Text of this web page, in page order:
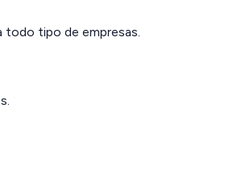
tipo de empresas.